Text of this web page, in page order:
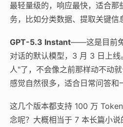
最轻量级的，响应最快，适合那
务，比如分类数据、提取关键信
GPT-5.3 Instant——这是目前
对话的默认模型，3 月 3 日上线
人"了，不会像之前那样动不动
感觉自然很多，适合日常问答和
这几个版本都支持 100 万
念呢？大概相当于 7 本长篇小